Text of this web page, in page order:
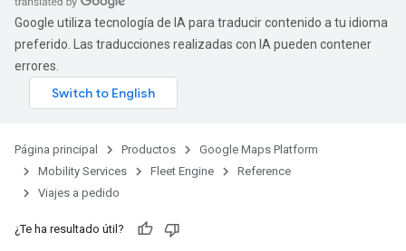
Google utiliza tecnología de IA para traducir contenido a tu idioma
preferido. Las traducciones realizadas con IA pueden contener
errores.
Página principal Productos
Google Maps Platform
Mobility Services
Fleet Engine
Reference
Viajes a pedido
¿Te ha resultado útil?